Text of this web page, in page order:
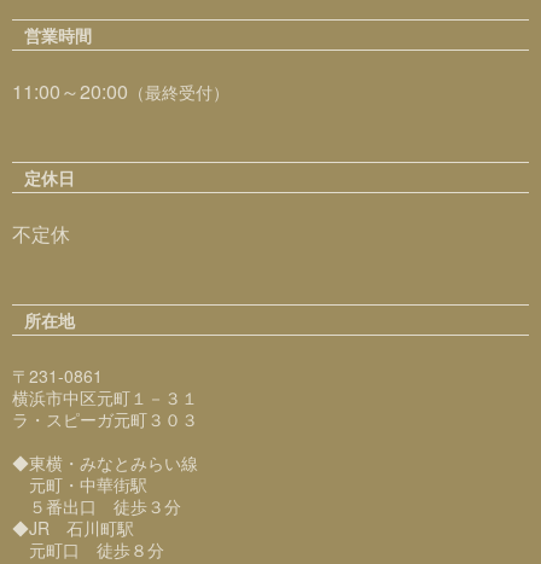
営業時間
11:00～20:00 （最終受付）
定休日
不定休
所在地
〒231-0861
横浜市中区元町１－３１
ラ・スピーガ元町３０３
◆東横・みなとみらい線
元町・中華街駅
５番出口 徒歩３分
◆JR 石川町駅
元町口 徒歩８分